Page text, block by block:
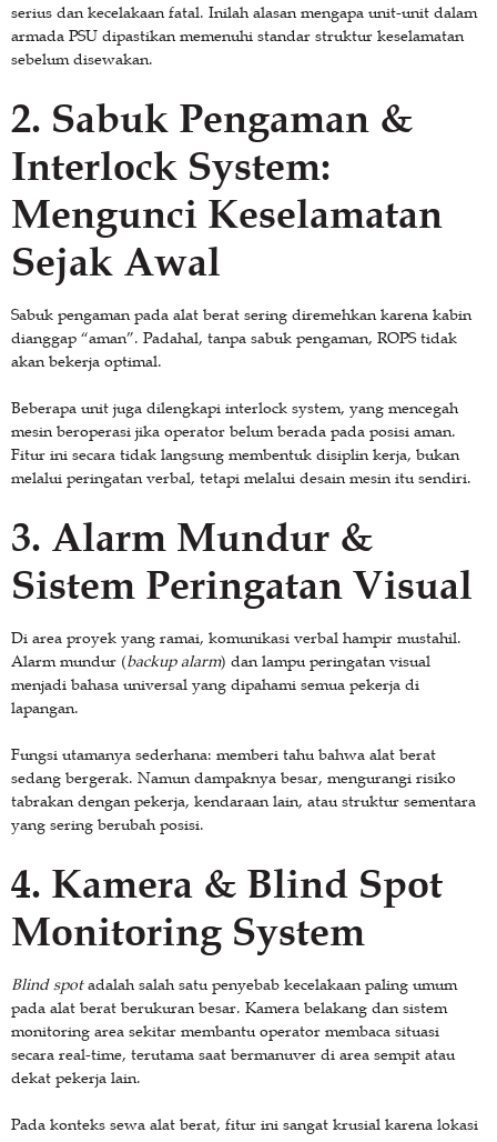
serius dan kecelakaan fatal. Inilah alasan mengapa unit-unit dalam
armada PSU dipastikan memenuhi standar struktur keselamatan
sebelum disewakan.
2. Sabuk Pengaman &
Interlock System:
Mengunci Keselamatan
Sejak Awal
Sabuk pengaman pada alat berat sering diremehkan karena kabin
dianggap “aman”. Padahal, tanpa sabuk pengaman, ROPS tidak
akan bekerja optimal.
Beberapa unit juga dilengkapi interlock system, yang mencegah
mesin beroperasi jika operator belum berada pada posisi aman.
Fitur ini secara tidak langsung membentuk disiplin kerja, bukan
melalui peringatan verbal, tetapi melalui desain mesin itu sendiri.
3. Alarm Mundur &
Sistem Peringatan Visual
Di area proyek yang ramai, komunikasi verbal hampir mustahil.
Alarm mundur (backup alarm) dan lampu peringatan visual
menjadi bahasa universal yang dipahami semua pekerja di
lapangan.
Fungsi utamanya sederhana: memberi tahu bahwa alat berat
sedang bergerak. Namun dampaknya besar, mengurangi risiko
tabrakan dengan pekerja, kendaraan lain, atau struktur sementara
yang sering berubah posisi.
4. Kamera & Blind Spot
Monitoring System
Blind spotadalah salah satu penyebab kecelakaan paling umum
pada alat berat berukuran besar. Kamera belakang dan sistem
monitoring area sekitar membantu operator membaca situasi
secara real-time, terutama saat bermanuver di area sempit atau
dekat pekerja lain.
Pada konteks sewa alat berat, fitur ini sangat krusial karena lokasi